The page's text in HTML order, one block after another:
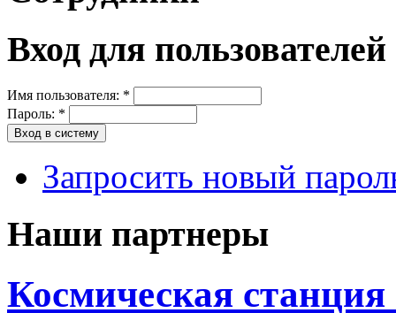
Вход для пользователей
Имя пользователя: *
Пароль: *
Запросить новый
Наши партнеры
Космическая